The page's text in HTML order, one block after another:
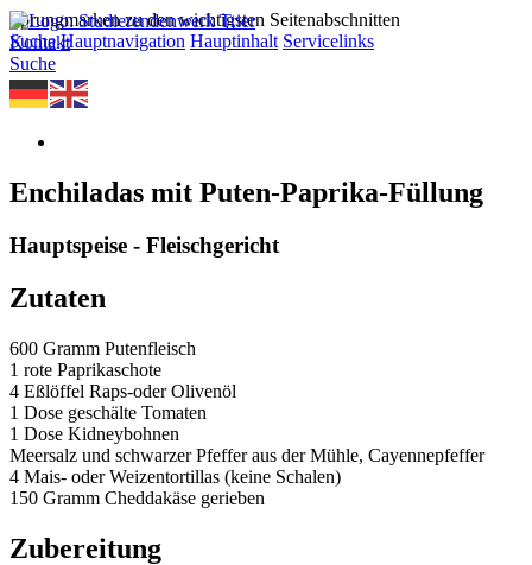
Sprungmarken zu den wichtigsten Seitenabschnitten
Suche Hauptnavigation Hauptinhalt Servicelinks
Kontakt
Suche
Enchiladas mit Puten-Paprika-Füllung
Hauptspeise - Fleischgericht
Zutaten
600 Gramm Putenfleisch
1 rote Paprikaschote
4 Eßlöffel Raps-oder Olivenöl
1 Dose geschälte Tomaten
1 Dose Kidneybohnen
Meersalz und schwarzer Pfeffer aus der Mühle, Cayennepfeffer
4 Mais- oder Weizentortillas (keine Schalen)
150 Gramm Cheddakäse gerieben
Zubereitung